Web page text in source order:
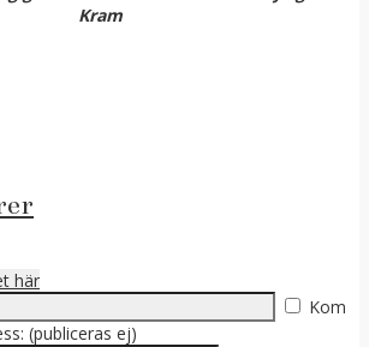
Kram
här
Kom
(publiceras ej)